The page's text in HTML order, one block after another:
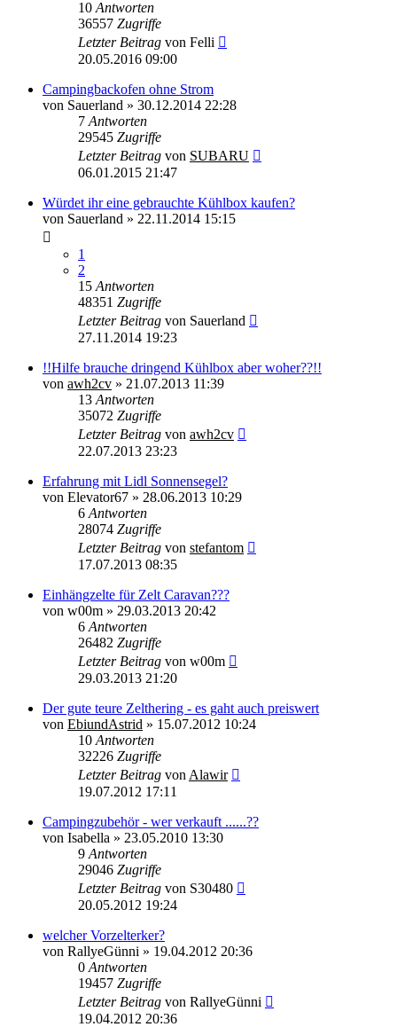
10 Antworten
36557 Zugriffe
Letzter Beitrag von Felli
20.05.2016 09:00
Campingbackofen ohne Strom
von Sauerland » 30.12.2014 22:28
7 Antworten
29545 Zugriffe
Letzter Beitrag von SUBARU
06.01.2015 21:47
Würdet ihr eine gebrauchte Kühlbox kaufen?
von Sauerland » 22.11.2014 15:15
1
2
15 Antworten
48351 Zugriffe
Letzter Beitrag von Sauerland
27.11.2014 19:23
!!Hilfe brauche dringend Kühlbox aber woher??!!
von awh2cv » 21.07.2013 11:39
13 Antworten
35072 Zugriffe
Letzter Beitrag von awh2cv
22.07.2013 23:23
Erfahrung mit Lidl Sonnensegel?
von Elevator67 » 28.06.2013 10:29
6 Antworten
28074 Zugriffe
Letzter Beitrag von stefantom
17.07.2013 08:35
Einhängzelte für Zelt Caravan???
von w00m » 29.03.2013 20:42
6 Antworten
26482 Zugriffe
Letzter Beitrag von w00m
29.03.2013 21:20
Der gute teure Zelthering - es gaht auch preiswert
von EbiundAstrid » 15.07.2012 10:24
10 Antworten
32226 Zugriffe
Letzter Beitrag von Alawir
19.07.2012 17:11
Campingzubehör - wer verkauft ......??
von Isabella » 23.05.2010 13:30
9 Antworten
29046 Zugriffe
Letzter Beitrag von S30480
20.05.2012 19:24
welcher Vorzelterker?
von RallyeGünni » 19.04.2012 20:36
0 Antworten
19457 Zugriffe
Letzter Beitrag von RallyeGünni
19.04.2012 20:36